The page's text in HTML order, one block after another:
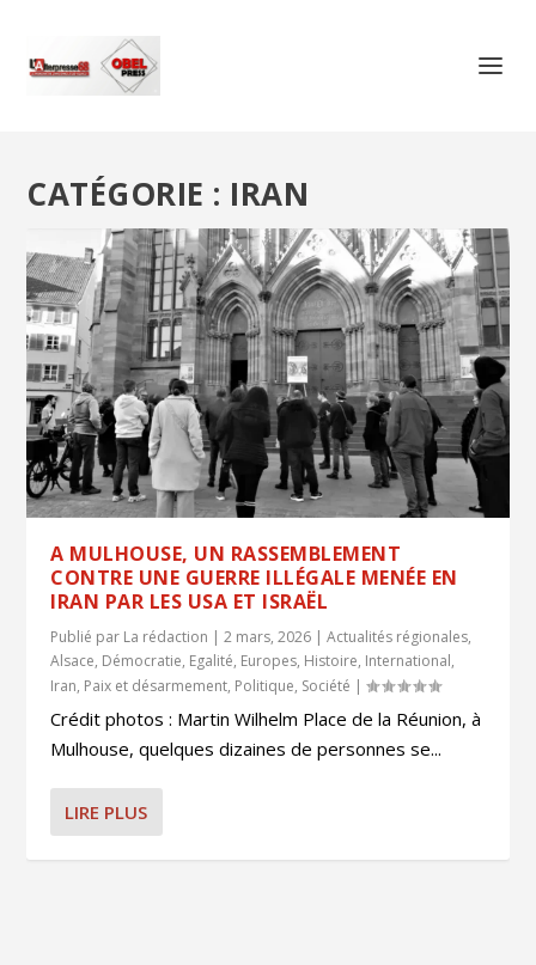
CATÉGORIE : IRAN
A MULHOUSE, UN RASSEMBLEMENT
CONTRE UNE GUERRE ILLÉGALE MENÉE EN
IRAN PAR LES USA ET ISRAËL
Publié par La rédaction |2 mars, 2026 |Actualités régionales,
Alsace, Démocratie, Egalité, Europes, Histoire, International,
Iran, Paix et désarmement, Politique, Société |
Crédit photos : Martin Wilhelm Place de la Réunion, à
Mulhouse, quelques dizaines de personnes se...
LIRE PLUS